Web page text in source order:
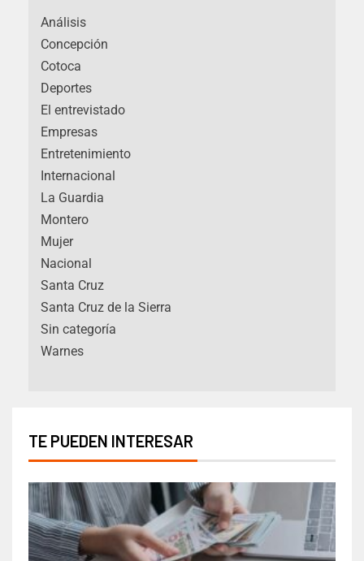
Análisis
Concepción
Cotoca
Deportes
El entrevistado
Empresas
Entretenimiento
Internacional
La Guardia
Montero
Mujer
Nacional
Santa Cruz
Santa Cruz de la Sierra
Sin categoría
Warnes
TE PUEDEN INTERESAR